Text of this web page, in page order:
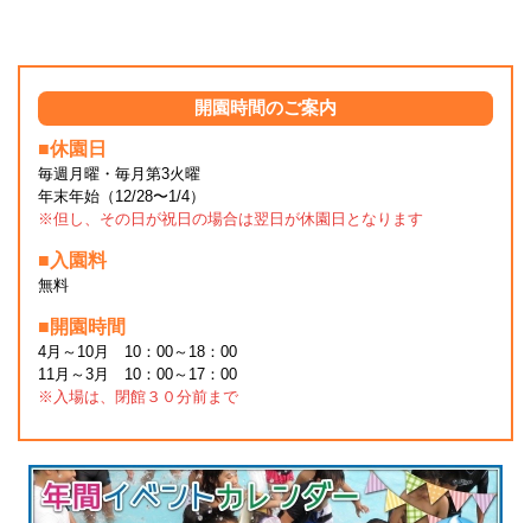
開園時間のご案内
■休園日
毎週月曜・毎月第3火曜
年末年始（12/28〜1/4）
※但し、その日が祝日の場合は翌日が休園日となります
■入園料
無料
■開園時間
4月～10月 10：00～18：00
11月～3月 10：00～17：00
※入場は、閉館３０分前まで